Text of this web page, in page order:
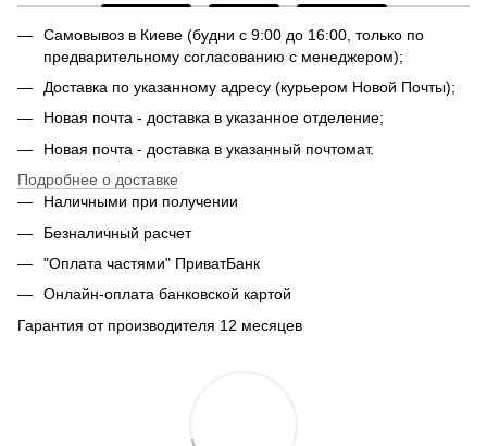
Самовывоз в Киеве (будни с 9:00 до 16:00, только по
предварительному согласованию с менеджером);
Доставка по указанному адресу (курьером Новой Почты);
Новая почта - доставка в указанное отделение;
Новая почта - доставка в указанный почтомат.
Подробнее о доставке
Наличными при получении
Безналичный расчет
"Оплата частями" ПриватБанк
Онлайн-оплата банковской картой
Гарантия от производителя 12 месяцев